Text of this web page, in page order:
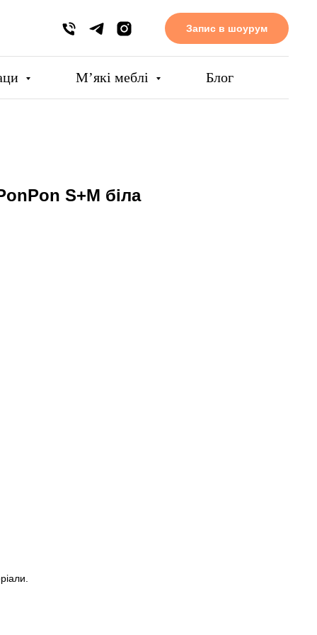
Запис в шоурум
Мʼякі меблі Блог
S+M біла